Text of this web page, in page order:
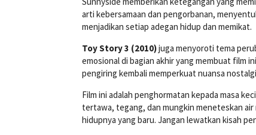
arti kebersamaan dan pengorbanan,
menjadikan setiap adegan hidup dan memikat.
Toy Story 3 (2010)juga menyoroti tema
emosional di bagian akhir yang membuat film
pengiring kembali memperkuat nuansa
Film ini adalah penghormatan kepada masa
tertawa, tegang, dan mungkin meneteskan air
hidupnya yang baru. Jangan lewatkan kisah